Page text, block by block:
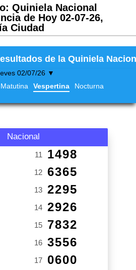
Quiniela Nacional
de Hoy 02-07-26,
Ciudad
de la Quiniela
02/07/26 ▼
Matutina Vespertina Nocturna
Nacional
11 1498
12 6365
13 2295
14 2926
15 7832
16 3556
17 0600